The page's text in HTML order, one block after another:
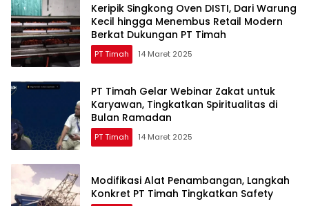
Keripik Singkong Oven DISTI, Dari Warung
Kecil hingga Menembus Retail Modern
Berkat Dukungan PT Timah
PT Timah 14 Maret 2025
PT Timah Gelar Webinar Zakat untuk
Karyawan, Tingkatkan Spiritualitas di
Bulan Ramadan
PT Timah 14 Maret 2025
Modifikasi Alat Penambangan, Langkah
Konkret PT Timah Tingkatkan Safety